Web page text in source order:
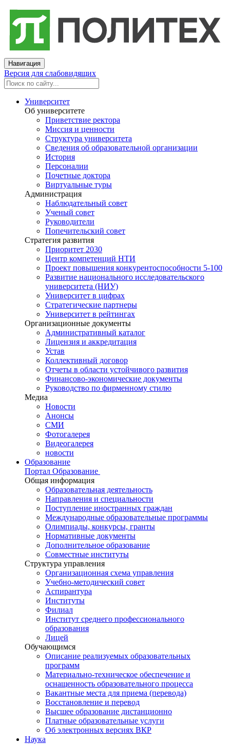
Навигация
Версия для слабовидящих
Университет
Об университете
Приветствие ректора
Миссия и ценности
Структура университета
Сведения об образовательной организации
История
Персоналии
Почетные доктора
Виртуальные туры
Администрация
Наблюдательный совет
Ученый совет
Руководители
Попечительский совет
Стратегия развития
Приоритет 2030
Центр компетенций НТИ
Проект повышения конкурентоспособности 5-100
Развитие национального исследовательского
университета (НИУ)
Университет в цифрах
Стратегические партнеры
Университет в рейтингах
Организационные документы
Административный каталог
Лицензия и аккредитация
Устав
Коллективный договор
Отчеты в области устойчивого развития
Финансово-экономические документы
Руководство по фирменному стилю
Медиа
Новости
Анонсы
СМИ
Фотогалерея
Видеогалерея
новости
Образование
Портал Образование
Общая информация
Образовательная деятельность
Направления и специальности
Поступление иностранных граждан
Международные образовательные программы
Олимпиады, конкурсы, гранты
Нормативные документы
Дополнительное образование
Совместные институты
Структура управления
Организационная схема управления
Учебно-методический совет
Аспирантура
Институты
Филиал
Институт среднего профессионального
образования
Лицей
Обучающимся
Описание реализуемых образовательных
программ
Материально-техническое обеспечение и
оснащенность образовательного процесса
Вакантные места для приема (перевода)
Восстановление и перевод
Высшее образование дистанционно
Платные образовательные услуги
Об электронных версиях ВКР
Наука